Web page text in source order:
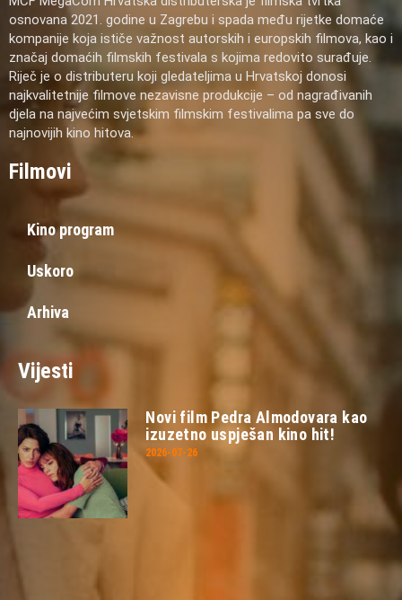
osnovana 2021. godine u Zagrebu i spada među rijetke domaće
kompanije koja ističe važnost autorskih i europskih filmova, kao i
značaj domaćih filmskih festivala s kojima redovito surađuje.
Riječ je o distributeru koji gledateljima u Hrvatskoj donosi
najkvalitetnije filmove nezavisne produkcije – od nagrađivanih
djela na najvećim svjetskim filmskim festivalima pa sve do
najnovijih kino hitova.
Filmovi
Kino program
Uskoro
Arhiva
Vijesti
Novi film Pedra Almodovara kao
izuzetno uspješan kino hit!
2026-07-26